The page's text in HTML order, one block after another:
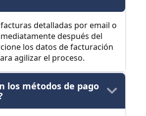
detalladas por email o
después del
los datos de facturación
agilizar el proceso.
los métodos de pago